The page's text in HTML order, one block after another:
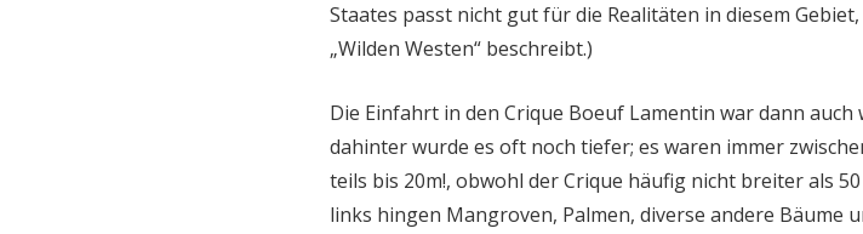
Staates passt nicht gut für die Realitäten in diesem Gebiet,
„Wilden Westen“ beschreibt.)
Die Einfahrt in den Crique Boeuf Lamentin war dann
dahinter wurde es oft noch tiefer; es waren immer
teils bis 20m!, obwohl der Crique häufig nicht breiter als
links hingen Mangroven, Palmen, diverse andere Bäume